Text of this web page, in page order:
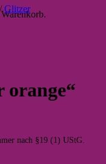
/ Glitzer
orange“
nach §19 (1) UStG.